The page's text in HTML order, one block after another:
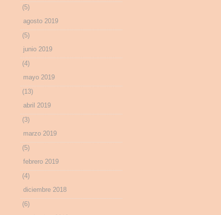
(5)
agosto 2019
(5)
junio 2019
(4)
mayo 2019
(13)
abril 2019
(3)
marzo 2019
(5)
febrero 2019
(4)
diciembre 2018
(6)